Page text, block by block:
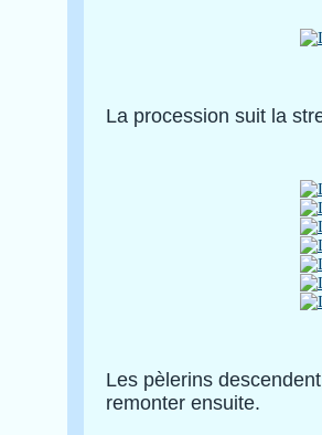
La procession suit la
Les pèlerins
remonter ensuite.